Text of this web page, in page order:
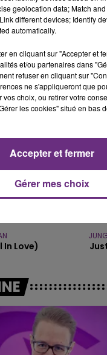
Said
In Love)
5h49
5h49
geolocation data; Match
different devices; Identify
automatically.
en cliquant sur "Accepter et
et/ou partenaires dans
refuser en cliquant sur
ne s'appliqueront que
vos choix, ou retirer votre
les cookies" situé en bas
Gérer mes choix
Accepter et fermer